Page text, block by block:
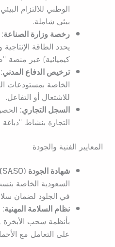
الوطني للالتزام
بيئي شاملة.
رخصة وزارة الصناعة:
يحدد الطاقة الإنتاجية
كيميائية) عبر منصة
ترخيص الدفاع المدني:
الخاصة بمستودعات
للاشتعال أو التفاعل.
السجل التجاري:
التجارة بنشاط “دباغة
المعايير الفنية والجودة
شهادة الجودة (SASO):
السعودية الخاصة بنسب
في الجلود لضمان
نظام السلامة المهنية:
بأنظمة سحب الأبخرة
على التعامل مع